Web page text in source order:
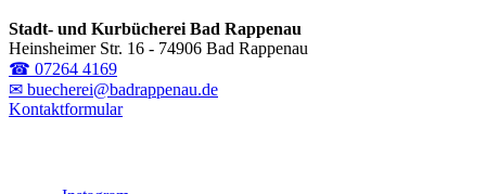
Stadt- und Kurbücherei Bad Rappenau
Heinsheimer Str. 16 - 74906 Bad Rappenau
☎ 07264 4169
✉ buecherei@badrappenau.de
Kontaktformular